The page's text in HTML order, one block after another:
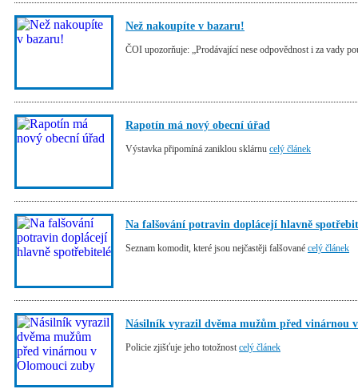
Než nakoupíte v bazaru!
ČOI upozorňuje: „Prodávající nese odpovědnost i za vady
Rapotín má nový obecní úřad
Výstavka připomíná zaniklou sklárnu celý článek
Na falšování potravin doplácejí hlavně
Seznam komodit, které jsou nejčastěji falšované celý článek
Násilník vyrazil dvěma mužům před vinárnou
Policie zjišťuje jeho totožnost celý článek